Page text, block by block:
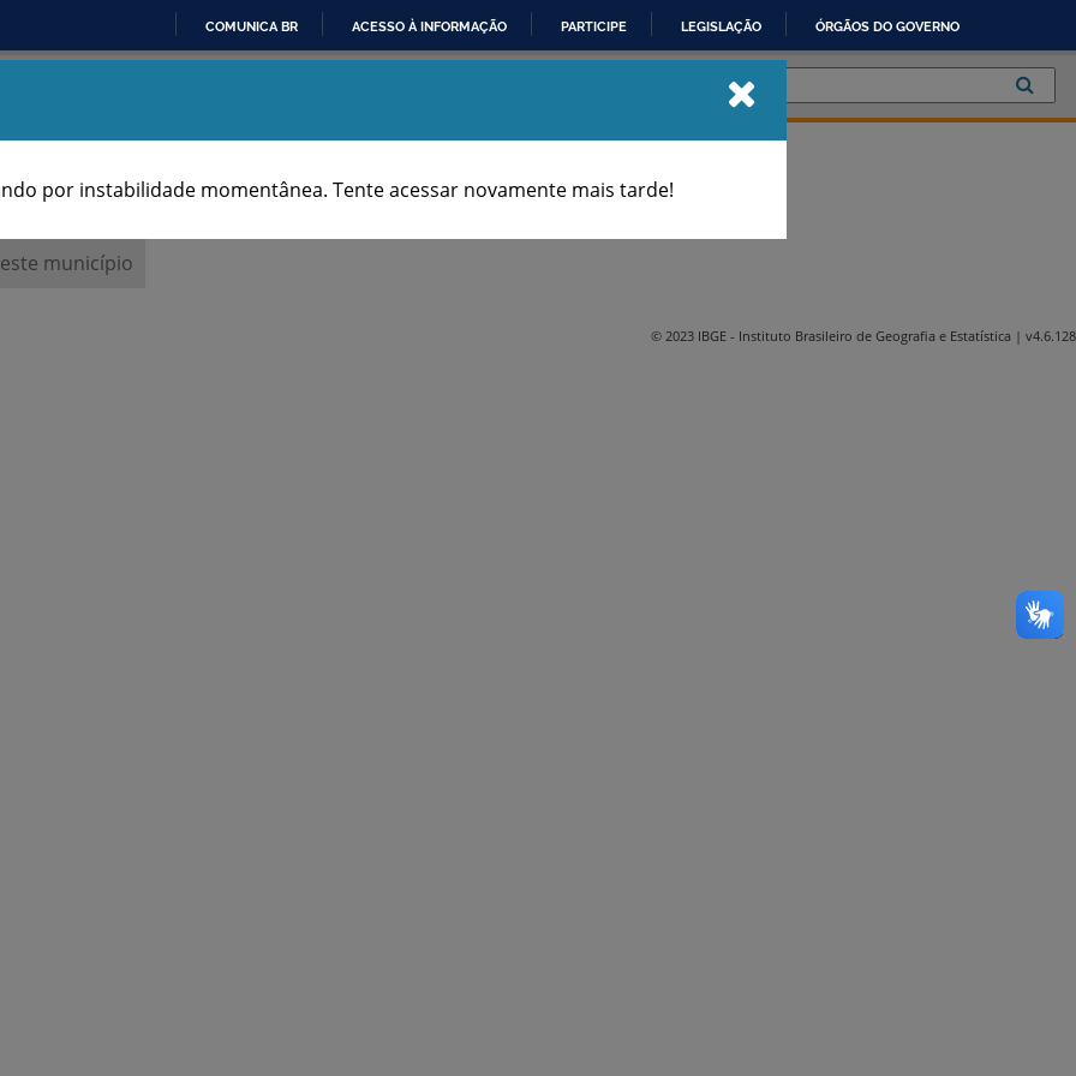
IR
CONTEÚDO
COMUNICA BR ACESSO À INFORMAÇÃO PARTICIPE LEGISLAÇÃO ÓRGÃOS DO GOVERNO
por instabilidade momentânea. Tente acessar novamente mais tarde!
município
© 2023 IBGE - Instituto Brasileiro de Geografia e Estatística | v4.6.128